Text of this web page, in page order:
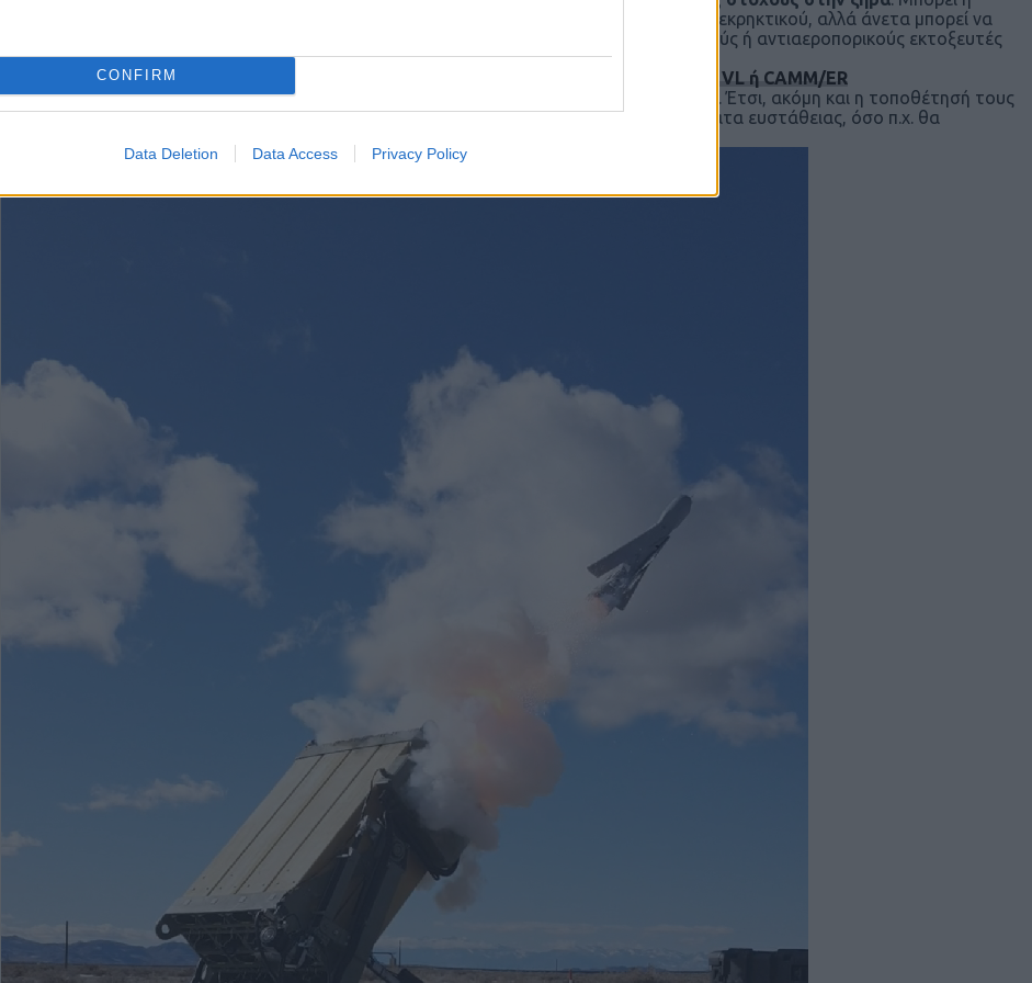
CONFIRM
Data Deletion Data Access Privacy Policy
κεφαλή μάχης ενός Loitering Munition να είναι μικρή, της τάξης των λίγων κιλών ισχυρού εκρηκτικού, αλλά άνετα μπορεί να
καταστρέψει τη γέφυρα, το ραντάρ ενός πλοίου, ακόμη και να χτυπήσει τους αντιπλοϊκούς ή αντιαεροπορικούς εκτοξευτές
πυραύλων, ή το οργανικό ελικόπτερο.
ThinkOutOfTheBox: Εξοπλισμός των νέων κορβετών με 2 x RAM, χωρίς ESSM, MICA VL ή CAMM/ER
Επίσηςτα Loitering Munitions, αλλά και οι εκτοξευτές τους, έχουν πολύ μικρό βάρος . Έτσι, ακόμη και η τοποθέτησή τους
“ψηλά” πάνω στην FDI HN, πίσω από τον εκτοξευτή RAM, δεν θα δημιουργήσει προβλήματα ευστάθειας, όσο π.χ. θα